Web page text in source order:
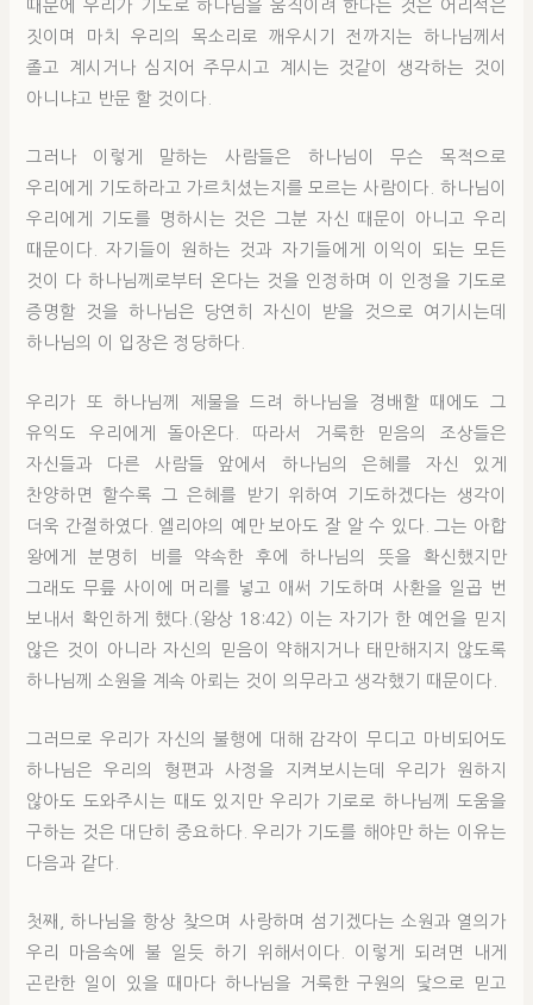
때문에 우리가 기도로 하나님을 움직이려 한다는 것은 어리석은
짓이며 마치 우리의 목소리로 깨우시기 전까지는 하나님께서
졸고 계시거나 심지어 주무시고 계시는 것같이 생각하는 것이
아니냐고 반문 할 것이다.
그러나 이렇게 말하는 사람들은 하나님이 무슨 목적으로
우리에게 기도하라고 가르치셨는지를 모르는 사람이다. 하나님이
우리에게 기도를 명하시는 것은 그분 자신 때문이 아니고 우리
때문이다. 자기들이 원하는 것과 자기들에게 이익이 되는 모든
것이 다 하나님께로부터 온다는 것을 인정하며 이 인정을 기도로
증명할 것을 하나님은 당연히 자신이 받을 것으로 여기시는데
하나님의 이 입장은 정당하다.
우리가 또 하나님께 제물을 드려 하나님을 경배할 때에도 그
유익도 우리에게 돌아온다. 따라서 거룩한 믿음의 조상들은
자신들과 다른 사람들 앞에서 하나님의 은혜를 자신 있게
찬양하면 할수록 그 은혜를 받기 위하여 기도하겠다는 생각이
더욱 간절하였다. 엘리야의 예만 보아도 잘 알 수 있다. 그는 아합
왕에게 분명히 비를 약속한 후에 하나님의 뜻을 확신했지만
그래도 무릎 사이에 머리를 넣고 애써 기도하며 사환을 일곱 번
보내서 확인하게 했다.(왕상 18:42) 이는 자기가 한 예언을 믿지
않은 것이 아니라 자신의 믿음이 약해지거나 태만해지지 않도록
하나님께 소원을 계속 아뢰는 것이 의무라고 생각했기 때문이다.
그러므로 우리가 자신의 불행에 대해 감각이 무디고 마비되어도
하나님은 우리의 형편과 사정을 지켜보시는데 우리가 원하지
않아도 도와주시는 때도 있지만 우리가 기로로 하나님께 도움을
구하는 것은 대단히 중요하다. 우리가 기도를 해야만 하는 이유는
다음과 같다.
첫째, 하나님을 항상 찾으며 사랑하며 섬기겠다는 소원과 열의가
우리 마음속에 불 일듯 하기 위해서이다. 이렇게 되려면 내게
곤란한 일이 있을 때마다 하나님을 거룩한 구원의 닻으로 믿고